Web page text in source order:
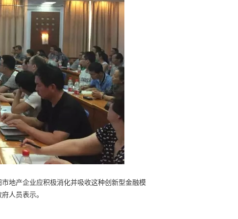
产企业应积极消化并吸收这种创新型金融模
人员表示。